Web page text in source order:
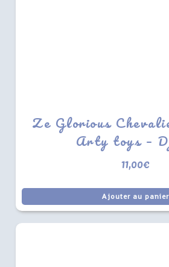
Ze Glorious
Arty toys –
11,00€
Ajouter au panier